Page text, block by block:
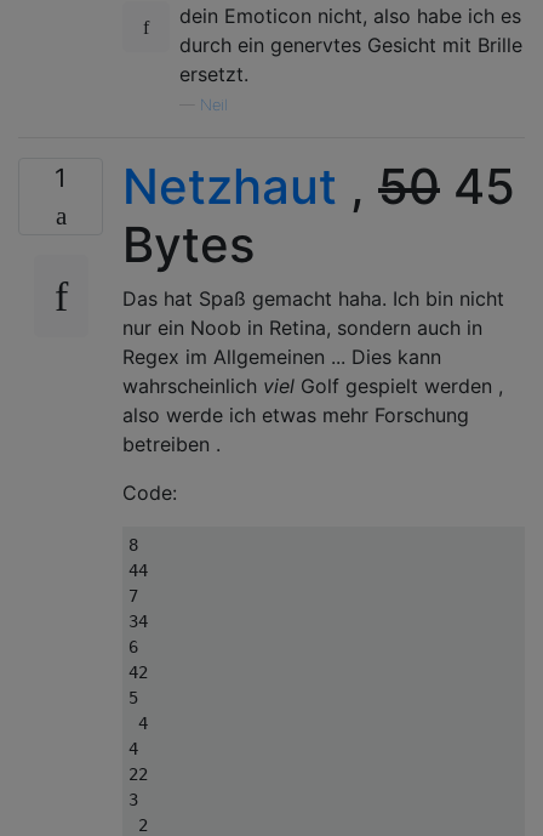
dein Emoticon nicht, also habe ich es
durch ein genervtes Gesicht mit Brille
ersetzt.
Neil
1 Netzhaut , 50 45
Bytes
Das hat Spaß gemacht haha. Ich bin nicht
nur ein Noob in Retina, sondern auch in
Regex im Allgemeinen ... Dies kann
wahrscheinlich viel Golf gespielt werden ,
also werde ich etwas mehr Forschung
betreiben .
Code:
8
44
7
34
6
42
5
4
4
22
3
2